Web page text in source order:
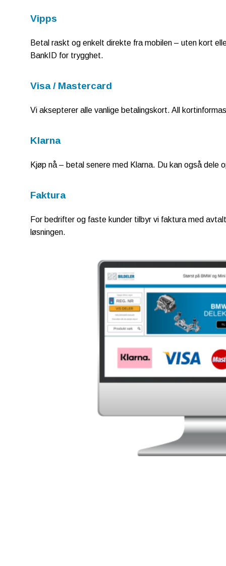
Vipps
Betal raskt og enkelt direkte fra mobilen – uten kort
BankID for trygghet.
Visa / Mastercard
Vi aksepterer alle vanlige betalingskort. All
Klarna
Kjøp nå – betal senere med Klarna. Du kan også dele
Faktura
For bedrifter og faste kunder tilbyr vi faktura med
løsningen.